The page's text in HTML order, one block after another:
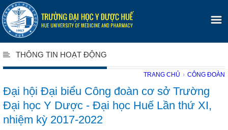
THÔNG TIN HOẠT ĐỘNG
TRANG CHỦ › CÔNG ĐOÀN
Đại hội Đại biểu Công đoàn cơ sở Trường
Đại học Y Dược - Đại học Huế Lần thứ XI,
nhiệm kỳ 2017-2022